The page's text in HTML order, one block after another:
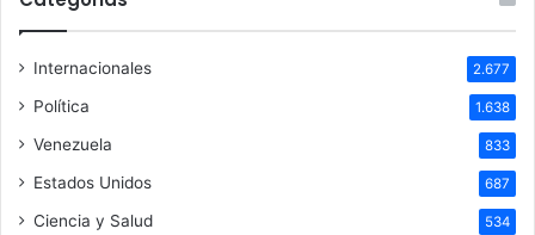
Internacionales 2.677
Política 1.638
Venezuela 833
Estados Unidos 687
Ciencia y Salud 534